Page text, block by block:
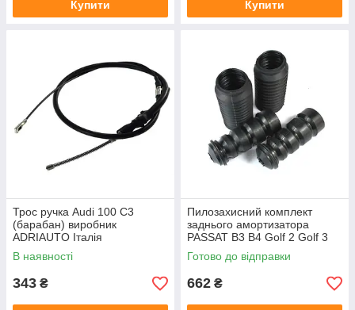
Купити Купити
Трос ручка Audi 100 C3
(барабан) виробник
ADRIAUTO Італія
В наявності
343 ₴
Пилозахисний комплект
заднього амортизатора
PASSAT B3 B4 Golf 2 Golf 3
Готово до відправки
662 ₴